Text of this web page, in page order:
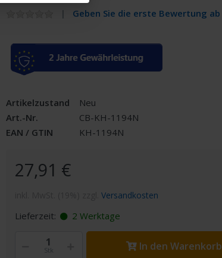
Geben Sie die erste Bewertung ab
Artikelzustand
Neu
Art.-Nr.
CB-KH-1194N
EAN / GTIN
KH-1194N
27,91 €
Versandkosten
Lieferzeit: 2 Werktage
Stk In den Warenkorb